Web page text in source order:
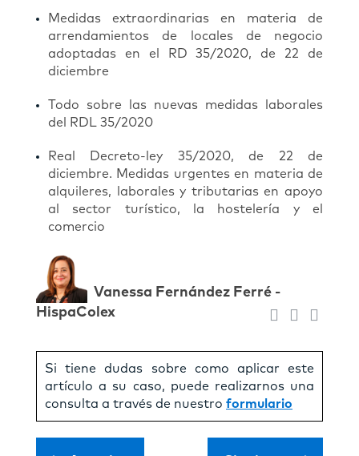
Medidas extraordinarias en materia de
arrendamientos de locales de negocio
adoptadas en el RD 35/2020, de 22 de
diciembre
Todo sobre las nuevas medidas laborales
del RDL 35/2020
Real Decreto-ley 35/2020, de 22 de
diciembre. Medidas urgentes en materia de
alquileres, laborales y tributarias en apoyo
al sector turístico, la hostelería y el
comercio
Vanessa Fernández Ferré -
HispaColex
Si tiene dudas sobre como aplicar este
artículo a su caso, puede realizarnos una
consulta a través de nuestro formulario